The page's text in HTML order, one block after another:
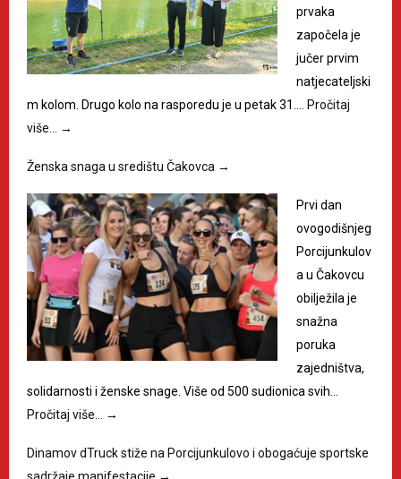
prvaka
započela je
jučer prvim
natjecateljski
m kolom. Drugo kolo na rasporedu je u petak 31.… Pročitaj
više… →
Ženska snaga u središtu Čakovca →
Prvi dan
ovogodišnjeg
Porcijunkulov
a u Čakovcu
obilježila je
snažna
poruka
zajedništva,
solidarnosti i ženske snage. Više od 500 sudionica svih…
Pročitaj više… →
Dinamov dTruck stiže na Porcijunkulovo i obogaćuje sportske